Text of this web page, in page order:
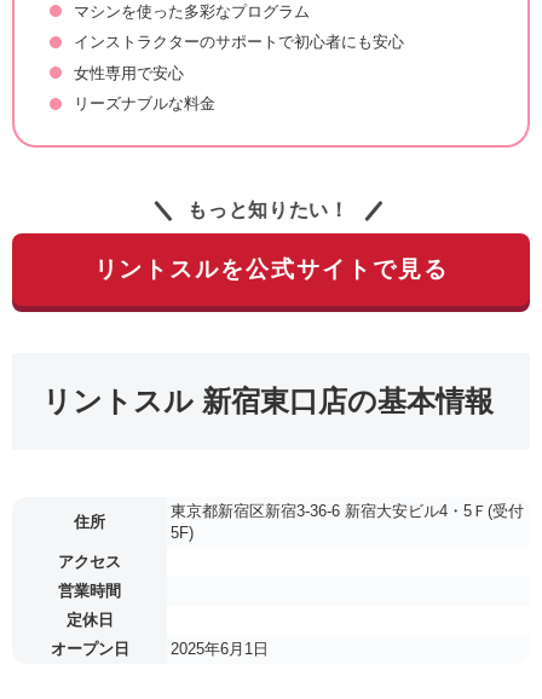
マシンを使った多彩なプログラム
インストラクターのサポートで初心者にも安心
女性専用で安心
リーズナブルな料金
もっと知りたい！
リントスルを公式サイトで見る
リントスル 新宿東口店の基本情報
住所
東京都新宿区新宿3-36-6 新宿大安ビル4・5Ｆ(受付
5F)
アクセス
営業時間
定休日
オープン日
2025年6月1日